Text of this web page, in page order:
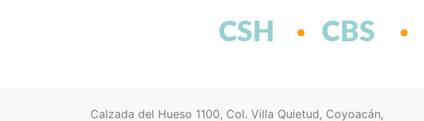
CSH CBS
Calzada del Hueso 1100, Col. Villa Quietud, Coyoacán,